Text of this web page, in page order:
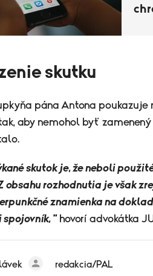
skutku
pána Antona poukazuje
aby nemohol byť
skutok je, že neboli
obsahu rozhodnutia je však
znamienka na
"hovorí advokátka
redakcia/PAL